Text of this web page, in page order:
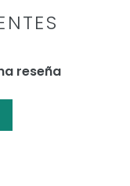
reseña